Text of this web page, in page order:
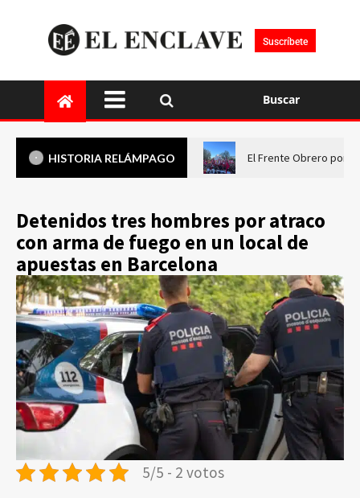
Suscríbete
Buscar
HISTORIA RELÁMPAGO El Frente Obrero pone
Detenidos tres hombres por atraco
con arma de fuego en un local de
apuestas en Barcelona
5/5 - 2 votos